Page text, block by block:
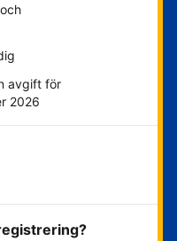
avgift för
2026